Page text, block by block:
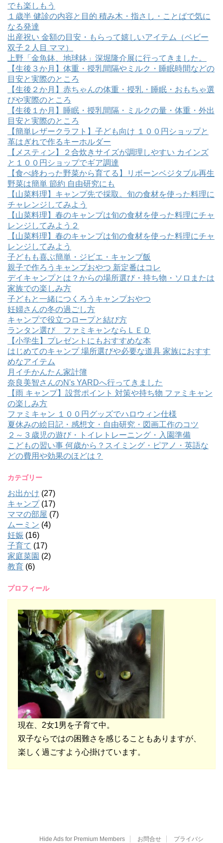
でも楽しもう
１歳半 健診の内容と目的 積み木・指さし・ことばで気に
なる発達
出産祝い 金額の目安・もらって嬉しいアイテム（ベビー
双子２人目 ママ）
上野「金魚鉢、地球鉢」深堀隆介展に行ってきました。
【生後３か月】体重・授乳間隔やミルク・睡眠時間などの
目安と実際のところ
【生後２か月】赤ちゃんの体重・授乳・睡眠・おもちゃ選
びや実際のところ
【生後１か月】睡眠・授乳間隔・ミルクの量・体重・外出
目安と実際のところ
【簡単レザークラフト】子ども向け １００円ショップと
革はぎれで作るキーホルダー
【メスティン】２合炊きサイズが調理しやすい カインズ
と１００円ショップでギア調達
【食べ終わった野菜から育てる】リボーンベジタブル再生
野菜は簡単 節約 自由研究にも
【山菜料理】キャンプ先で採取。旬の食材を使った料理に
チャレンジしてみよう
【山菜料理】春のキャンプは旬の食材を使った料理にチャ
レンジしてみよう２
【山菜料理】春のキャンプは旬の食材を使った料理にチャ
レンジしてみよう
子どもも喜ぶ簡単・ジビエ・キャンプ飯
親子で作ろうキャンプおやつ 新定番はコレ
デイキャンプとは？からの場所選び・持ち物・ソロまたは
家族での楽しみ方
子どもと一緒につくろうキャンプおやつ
妊婦さんの冬の過ごし方
キャンプで役立つロープと結び方
ランタン選び ファミキャンならＬＥＤ
【小学生】プレゼントにもおすすめな本
はじめてのキャンプ 場所選びや必要な道具 家族におすす
めなアイテム
月イチかんたん家計簿
奈良美智さんのN's YARDへ行ってきました
【雨 キャンプ】設営ポイント 対策や持ち物 ファミキャン
の楽しみ方
ファミキャン １００円グッズでハロウィン仕様
夏休みの絵日記・感想文・自由研究・図画工作のコツ
２～３歳児の遊び・トイレトレーニング・入園準備
こどもの習い事 何歳から？スイミング・ピアノ・英語な
どの費用や効果のほどは？
カテゴリー
お出かけ (27)
キャンプ(17)
ママの部屋 (7)
ムーミン (4)
妊娠 (16)
子育て (17)
家庭菜園 (2)
教育 (6)
プロフィール
現在、2女1男を子育て中。
双子ならではの困難さを感じることもありますが、
楽しく過ごすよう心掛けています。
Hide Ads for Premium Members お問合せ プライバシ